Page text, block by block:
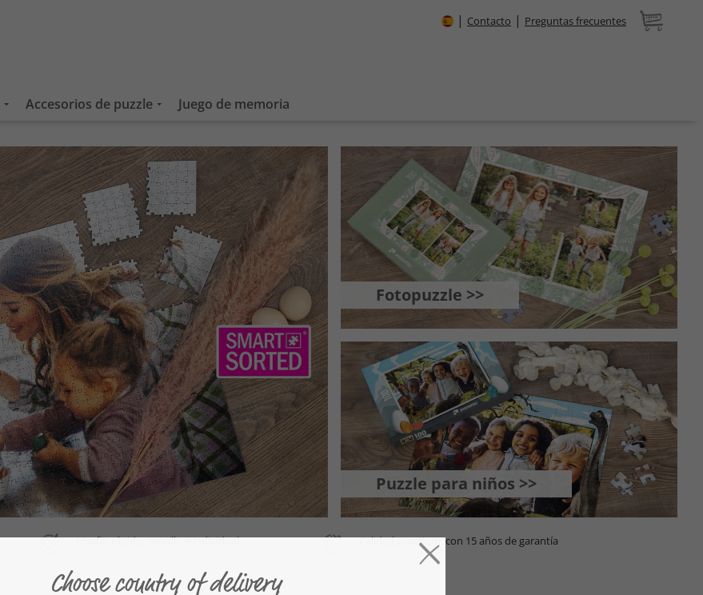
| Contacto | Preguntas frecuentes
Accesorios de puzzle Juego de memoria
Fotopuzzle >>
Puzzle para niños >>
Diseño rápido, sencillo e individual Calidad premium, con 15 años de garantía